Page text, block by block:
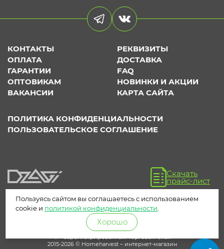
КОНТАКТЫ
РЕКВИЗИТЫ
ОПЛАТА
ДОСТАВКА
ГАРАНТИИ
FAQ
ОПТОВИКАМ
НОВИНКИ И АКЦИИ
ВАКАНСИИ
КАРТА САЙТА
ПОЛИТИКА КОНФИДЕНЦИАЛЬНОСТИ
ПОЛЬЗОВАТЕЛЬСКОЕ СОГЛАШЕНИЕ
Скачать
прайс-лист
® – зарегистрированный торговый знак
2015-2026 © Homeharvest – интернет-магазин
Пользуясь сайтом вы соглашаетесь с использованием
cookie и политикой конфиденциальности
Хорошо